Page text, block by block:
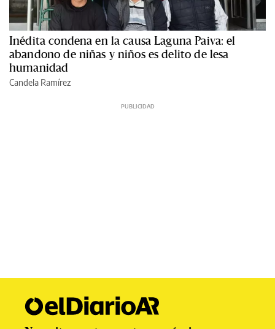
Inédita condena en la causa Laguna Paiva: el
abandono de niñas y niños es delito de lesa
humanidad
Candela Ramírez